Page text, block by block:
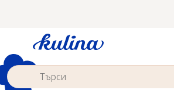
съдържанието